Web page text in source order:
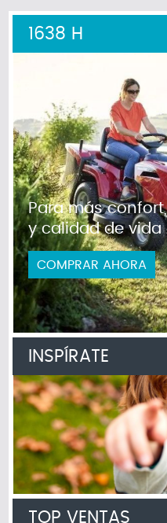
1638 H
Para más
y calidad de vida
COMPRAR AHORA
INSPÍRATE
TOP VENTAS